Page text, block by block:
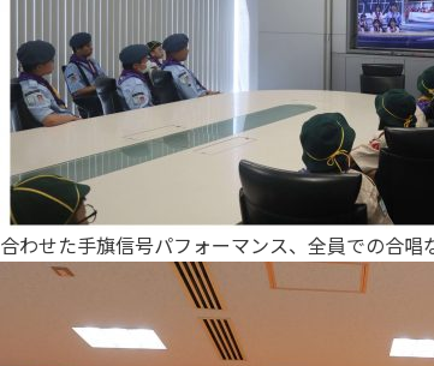
合わせた手旗信号パフォーマンス、全員での合